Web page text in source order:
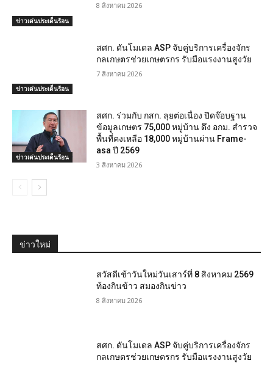
ข่าวเด่นประเด็นร้อน
8 สิงหาคม 2026
ข่าวเด่นประเด็นร้อน
สศก. ดันโมเดล ASP จับคู่บริการเครื่องจักร
กลเกษตรช่วยเกษตรกร รับมือแรงงานสูงวัย
7 สิงหาคม 2026
ข่าวเด่นประเด็นร้อน
สศก. ร่วมกับ กสก. ลุยต่อเนื่อง ปิดจ๊อบฐาน
ข้อมูลเกษตร 75,000 หมู่บ้าน ดึง อกม. สำรวจ
พื้นที่คงเหลือ 18,000 หมู่บ้านผ่าน Frame-
asa ปี 2569
3 สิงหาคม 2026
ข่าวใหม่
สวัสดีเช้าวันใหม่วันเสาร์ที่ 8 สิงหาคม 2569
ท้องกินข้าว สมองกินข่าว
8 สิงหาคม 2026
สศก. ดันโมเดล ASP จับคู่บริการเครื่องจักร
กลเกษตรช่วยเกษตรกร รับมือแรงงานสูงวัย